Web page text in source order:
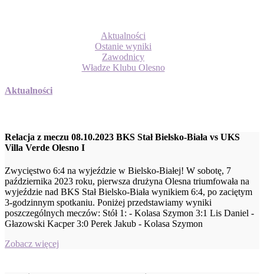
Aktualności
Ostanie wyniki
Zawodnicy
Władze Klubu Olesno
Aktualności
Relacja z meczu 08.10.2023 BKS Stał Bielsko-Biała vs UKS
Villa Verde Olesno I
Zwycięstwo 6:4 na wyjeździe w Bielsko-Białej! W sobotę, 7
października 2023 roku, pierwsza drużyna Olesna triumfowała na
wyjeździe nad BKS Stał Bielsko-Biała wynikiem 6:4, po zaciętym
3-godzinnym spotkaniu. Poniżej przedstawiamy wyniki
poszczególnych meczów: Stół 1: - Kolasa Szymon 3:1 Lis Daniel -
Głazowski Kacper 3:0 Perek Jakub - Kolasa Szymon
Zobacz więcej